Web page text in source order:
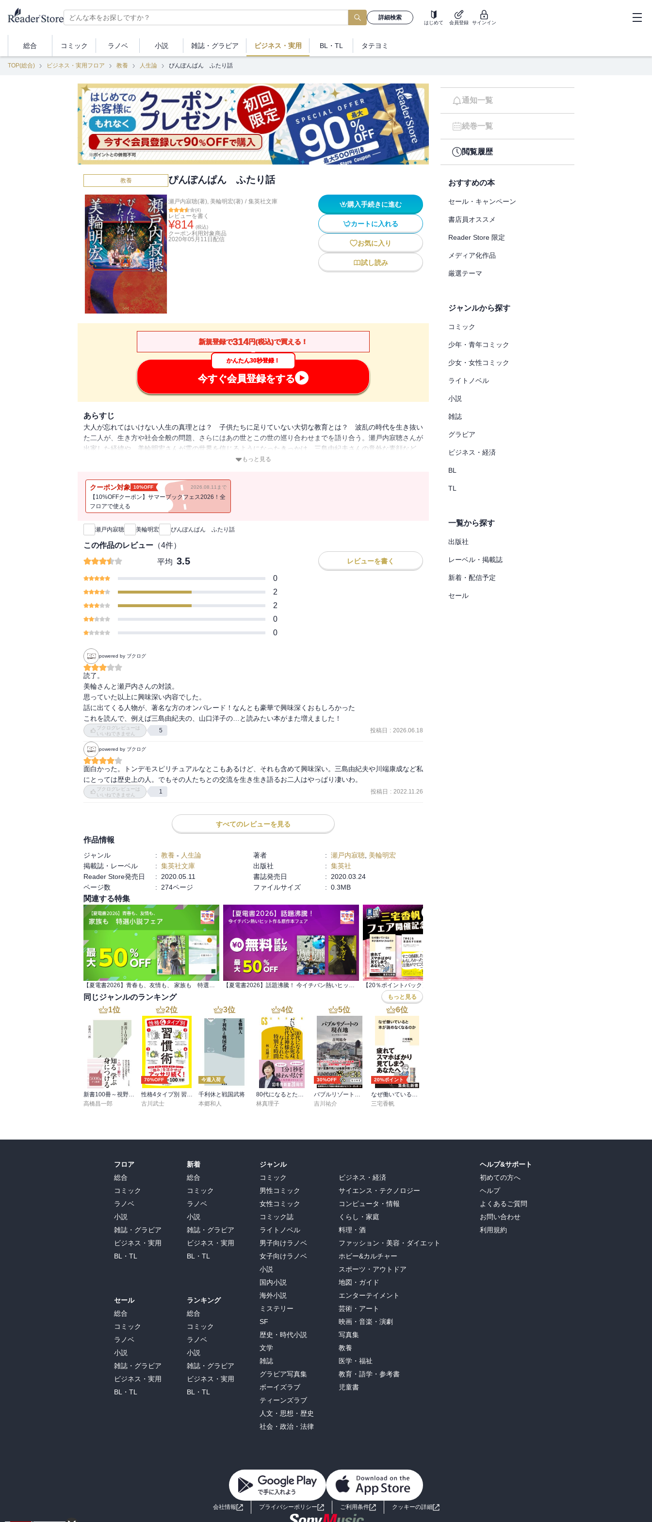
詳細検索
はじめて 会員登録 サインイン
総合 コミック ラノベ 小説 雑誌・ グラビア ビジネス ・実用 BL・TL タテヨミ
TOP(総合) ビジネス・実用フロア 教養 人生論 ぴんぽんぱん ふたり話
教養 ぴんぽんぱん ふたり話
瀬戸内寂聴(著), 美輪明宏(著) / 集英社文庫
(4)
レビューを書く
¥814 (税込)
クーポン利用対象商品
2020年05月11日 配信
購入手続きに進む
カートに入れる
お気に入り
試し読み
新規登録で314円(税込)で買える！
かんたん30秒登録！
今すぐ会員登録をする
あらすじ
大人が忘れてはいけない人生の真理とは？ 子供たちに足りていない大切な教育とは？ 波乱の時代を生き抜い
た二人が、生き方や社会全般の問題、さらにはあの世とこの世の巡り合わせまでを語り合う。瀬戸内寂聴さんが
出家した経緯や、美輪明宏さんが霊の世界を信じるようになったきっかけ、三島由紀夫さんの意外な素顔など、
今だから話せるエピソードも。人々に勇気を与え続ける二人の決定版対談集。
もっと見る
クーポン対象 10%OFF 2026.08.11まで
【10%OFFクーポン】サマーブックフェス2026！全
フロアで使える
新刊通知
瀬戸内寂聴 美輪明宏 ぴんぽんぱん ふたり話
この作品のレビュー （4件）
平均 3.5 レビューを書く
0
2
2
0
0
powered by ブクログ
読了。
美輪さんと瀬戸内さんの対談。
思っていた以上に興味深い内容でした。
話に出てくる人物が、著名な方のオンパレード！なんとも豪華で興味深くおもしろかった
これを読んで、例えば三島由紀夫の、山口洋子の…と読みたい本がまた増えました！
ブクログレビューは
いいねできません
5 投稿日 : 2026.06.18
powered by ブクログ
面白かった。トンデモスピリチュアルなとこもあるけど、それも含めて興味深い。三島由紀夫や川端康成など私
にとっては歴史上の人。でもその人たちとの交流を生き生き語るお二人はやっぱり凄いわ。
ブクログレビューは
いいねできません
1 投稿日 : 2022.11.26
すべてのレビューを見る
作品情報
ジャンル : 教養 - 人生論 著者 : 瀬戸内寂聴 美輪明宏
掲載誌・レーベル
: 集英社文庫 出版社 : 集英社
Reader Store発売日
: 2020.05.11 書誌発売日 :
2020.03.24
ページ数
: 274ページ ファイルサイズ : 0.3MB
関連する特集
【夏電書2026】青春も、友情も、 家族も 特選小説フェア 【夏電書2026】話題沸騰！ 今イチバン熱いヒット作＆原作本フェア
同じジャンルのランキング もっと見る
1位
新書100冊～視野を広げる読書～
高橋昌一郎
2位
70%OFF
性格4タイプ別 習慣術
古川武士
3位
今週入荷
千利休と戦国武将
本郷和人
4位
80代になるとたいていボケるか死ぬ。70代は神様から与えられた特別な時間
林真理子
5位
30%OFF
バブルリゾートの現在地 区分所有という迷宮
吉川祐介
6位
20%ポイント
なぜ働いていると本が読めなくなるのか
三宅香帆
通知一覧
続巻一覧
閲覧履歴
おすすめの本
セール・キャンペーン
書店員オススメ
Reader Store 限定
メディア化作品
厳選テーマ
ジャンルから探す
コミック
少年・青年コミック
少女・女性コミック
ライトノベル
小説
雑誌
グラビア
ビジネス・経済
BL
TL
一覧から探す
出版社
レーベル・掲載誌
新着・配信予定
セール
フロア
総合
コミック
ラノベ
小説
雑誌・グラビア
ビジネス・実用
BL・TL
セール
総合
コミック
ラノベ
小説
雑誌・グラビア
ビジネス・実用
BL・TL
新着
総合
コミック
ラノベ
小説
雑誌・グラビア
ビジネス・実用
BL・TL
ランキング
総合
コミック
ラノベ
小説
雑誌・グラビア
ビジネス・実用
BL・TL
ジャンル
コミック
男性コミック
女性コミック
コミック誌
ライトノベル
男子向けラノベ
女子向けラノベ
小説
国内小説
海外小説
ミステリー
SF
歴史・時代小説
文学
雑誌
グラビア写真集
ボーイズラブ
ティーンズラブ
人文・思想・歴史
社会・政治・法律
ビジネス・経済
サイエンス・テクノロジー
コンピュータ・情報
くらし・家庭
料理・酒
ファッション・美容・ダイエット
ホビー&カルチャー
スポーツ・アウトドア
地図・ガイド
エンターテイメント
芸術・アート
映画・音楽・演劇
写真集
教養
医学・福祉
教育・語学・参考書
児童書
ヘルプ&サポート
初めての方へ
ヘルプ
よくあるご質問
お問い合わせ
利用規約
会社情報 プライバシーポリシー ご利用条件 クッキーの詳細